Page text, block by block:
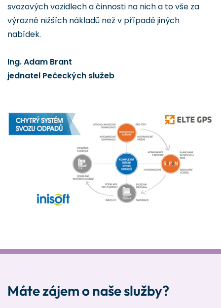
svozových vozidlech a činnosti na nich a to vše za
výrazně nižších nákladů než v případě jiných
nabídek.
Ing. Adam Brant
jednatel Pečeckých služeb
Máte zájem o naše služby?